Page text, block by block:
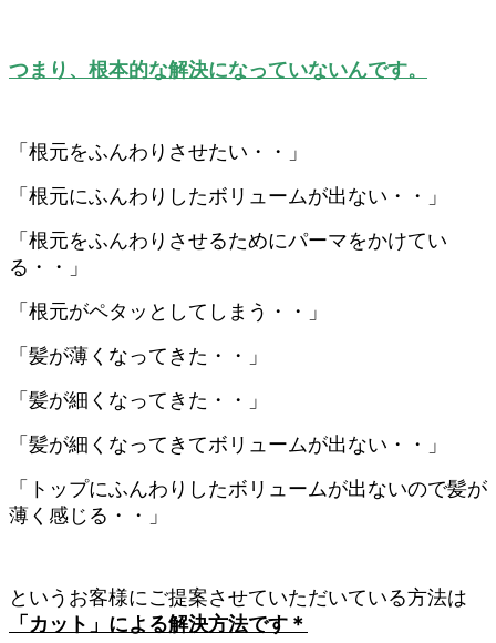
つまり、根本的な解決になっていないんです。
「根元をふんわりさせたい・・」
「根元にふんわりしたボリュームが出ない・・」
「根元をふんわりさせるためにパーマをかけてい
る・・」
「根元がペタッとしてしまう・・」
「髪が薄くなってきた・・」
「髪が細くなってきた・・」
「髪が細くなってきてボリュームが出ない・・」
「トップにふんわりしたボリュームが出ないので髪が
薄く感じる・・」
というお客様にご提案させていただいている方法は
「カット」による解決方法です＊